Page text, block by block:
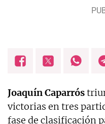
Joaquín Caparrós
victorias en tres
fase de clasificación